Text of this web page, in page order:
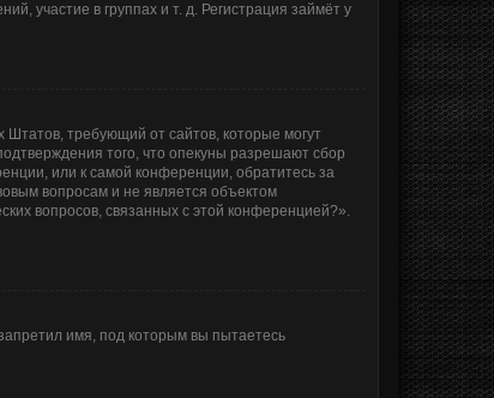
участие в группах и т. д. Регистрация займёт у
Штатов, требующий от сайтов, которые могут
того, что опекуны разрешают сбор
или к самой конференции, обратитесь за
вопросам и не является объектом
вопросов, связанных с этой конференцией?».
имя, под которым вы пытаетесь